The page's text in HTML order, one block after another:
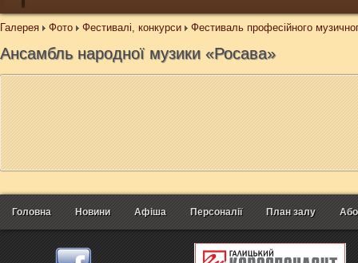
Галерея Фото Фестивалі, конкурси Фестиваль професійного
Ансамбль народної музики «Росава»
Головна Новини Афіша Персоналії План залу